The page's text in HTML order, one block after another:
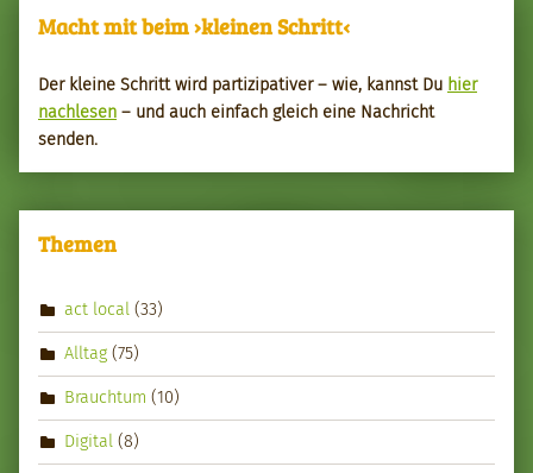
Macht mit beim ›kleinen Schritt‹
Der kleine Schritt wird par­tizipa­tiv­er – wie, kannst Du hier
nach­le­sen – und auch ein­fach gle­ich eine Nachricht
senden.
Themen
act local (33)
Alltag (75)
Brauchtum (10)
Digital (8)